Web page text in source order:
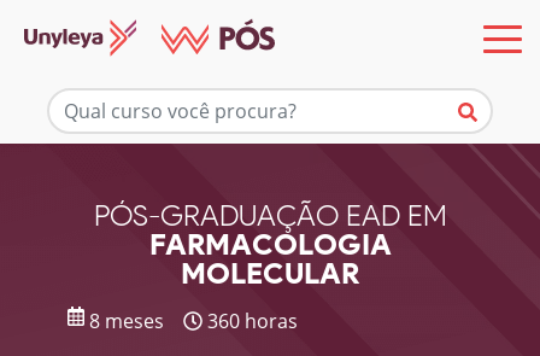
PÓS-GRADUAÇÃO EAD EM
FARMACOLOGIA
MOLECULAR
8 meses 360 horas
Mais informações